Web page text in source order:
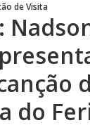
de Visita
do